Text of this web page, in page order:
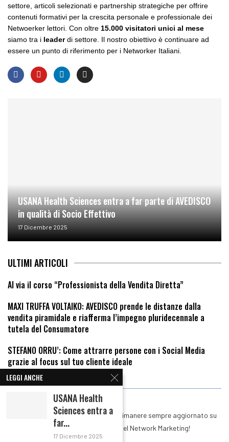
settore, articoli selezionati e partnership strategiche per offrire
contenuti formativi per la crescita personale e professionale dei
Netwoerker lettori. Con oltre 15.000 visitatori unici al mese
siamo tra i leaderdi settore. Il nostro obiettivo è continuare ad
essere un punto di riferimento per i Networker Italiani.
USANA Health Sciences entra a far parte di AVEDISCO
in qualità di Socio Effettivo
17 Dicembre 2025
ULTIMI ARTICOLI
Al via il corso “Professionista della Vendita Diretta”
MAXI TRUFFA VOLTAIKO: AVEDISCO prende le distanze dalla
vendita piramidale e riafferma l’impegno pluridecennale a
tutela del Consumatore
STEFANO ORRU’: Come attrarre persone con i Social Media
grazie al focus sul tuo cliente ideale
RIMANI IN CONTATTO
Iscriviti alla nostra Newsletter per rimanere sempre aggiornato su
tutte le novità del mondo del Network Marketing!
LEGGI ANCHE
USANA Health
Sciences entra a
far...
17 Dicembre 2025